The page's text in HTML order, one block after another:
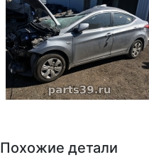
Похожие детали